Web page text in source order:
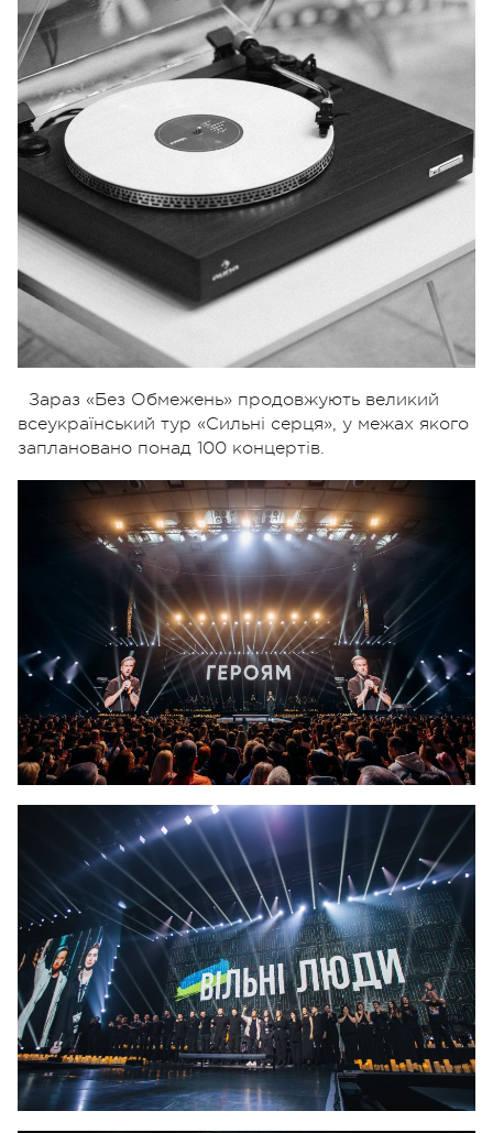
Зараз «Без Обмежень» продовжують великий
всеукраїнський тур «Сильні серця», у межах якого
заплановано понад 100 концертів.